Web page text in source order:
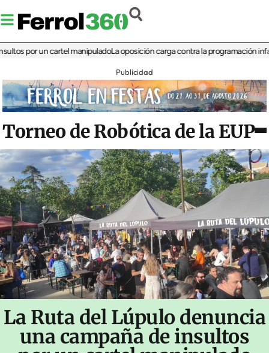
por un cartel manipuladoLa oposición carga contra la programación infantil
Publicidad
Torneo de Robótica de la EUP
La Ruta del Lúpulo denuncia
una campaña de insultos